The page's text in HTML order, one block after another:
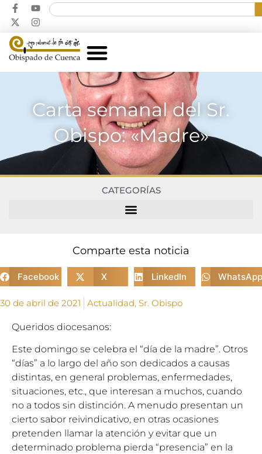
Carta semanal del Sr.
Obispo: «Madre»
CATEGORÍAS
Comparte esta noticia
Facebook X LinkedIn WhatsApp
30 de abril de 2021 Actualidad, Sr. Obispo
Queridos diocesanos:
Este domingo se celebra el “día de la madre”. Otros
“días” a lo largo del año son dedicados a causas
distintas, en general problemas, enfermedades,
situaciones, etc., que interesan a muchos, cuando
no a todos sin distinción. A menudo presentan un
cierto sabor reivindicativo, en otras ocasiones
pretenden llamar la atención y evitar que un
determinado problema pierda “presencia” en la